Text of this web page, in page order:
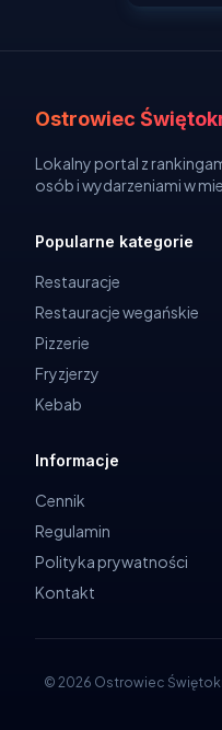
Ostrowiec
Lokalny portal z
osób i wydarzeniami w
Popularne kategorie
Restauracje
Restauracje wegańskie
Pizzerie
Fryzjerzy
Kebab
Informacje
Cennik
Regulamin
Polityka prywatności
Kontakt
© 2026 Ostrowiec